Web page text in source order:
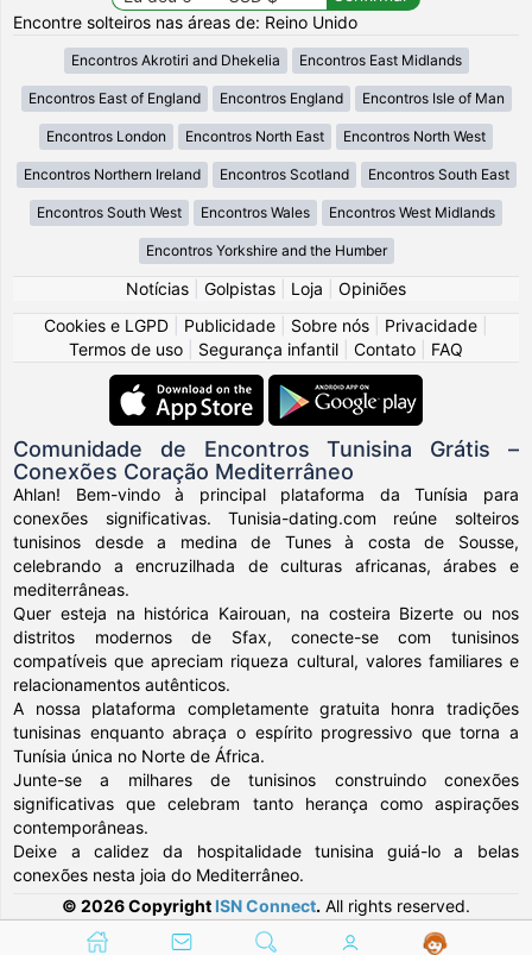
Encontre solteiros nas áreas de: Reino Unido
Encontros Akrotiri and Dhekelia Encontros East Midlands
Encontros East of England Encontros England Encontros Isle of Man
Encontros London Encontros North East Encontros North West
Encontros Northern Ireland Encontros Scotland Encontros South East
Encontros South West Encontros Wales Encontros West Midlands
Encontros Yorkshire and the Humber
Notícias Golpistas Loja
Opiniões
Cookies e LGPD
Publicidade Sobre nós Privacidade
Termos de uso
Segurança infantil Contato FAQ
Comunidade de Encontros Tunisina Grátis –
Conexões Coração Mediterrâneo
Ahlan! Bem-vindo à principal plataforma da Tunísia para
conexões significativas. Tunisia-dating.com reúne solteiros
tunisinos desde a medina de Tunes à costa de Sousse,
celebrando a encruzilhada de culturas africanas, árabes e
mediterrâneas.
Quer esteja na histórica Kairouan, na costeira Bizerte ou nos
distritos modernos de Sfax, conecte-se com tunisinos
compatíveis que apreciam riqueza cultural, valores familiares e
relacionamentos autênticos.
A nossa plataforma completamente gratuita honra tradições
tunisinas enquanto abraça o espírito progressivo que torna a
Tunísia única no Norte de África.
Junte-se a milhares de tunisinos construindo conexões
significativas que celebram tanto herança como aspirações
contemporâneas.
Deixe a calidez da hospitalidade tunisina guiá-lo a belas
conexões nesta joia do Mediterrâneo.
© 2026 Copyright ISN Connect. All rights reserved.